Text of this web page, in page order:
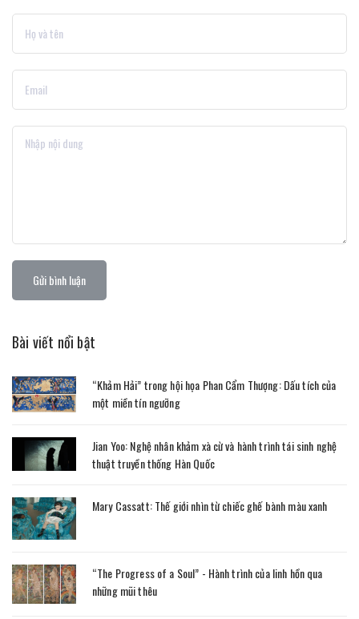
Gửi bình luận
Bài viết nổi bật
“Khảm Hải” trong hội họa Phan Cẩm Thượng: Dấu tích của
một miền tín ngưỡng
Jian Yoo: Nghệ nhân khảm xà cừ và hành trình tái sinh nghệ
thuật truyền thống Hàn Quốc
Mary Cassatt: Thế giới nhìn từ chiếc ghế bành màu xanh
“The Progress of a Soul” - Hành trình của linh hồn qua
những mũi thêu